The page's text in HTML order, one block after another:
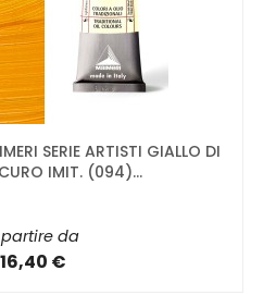
SERIE ARTISTI GIALLO DI
IMIT. (094)...
da
16,40 €